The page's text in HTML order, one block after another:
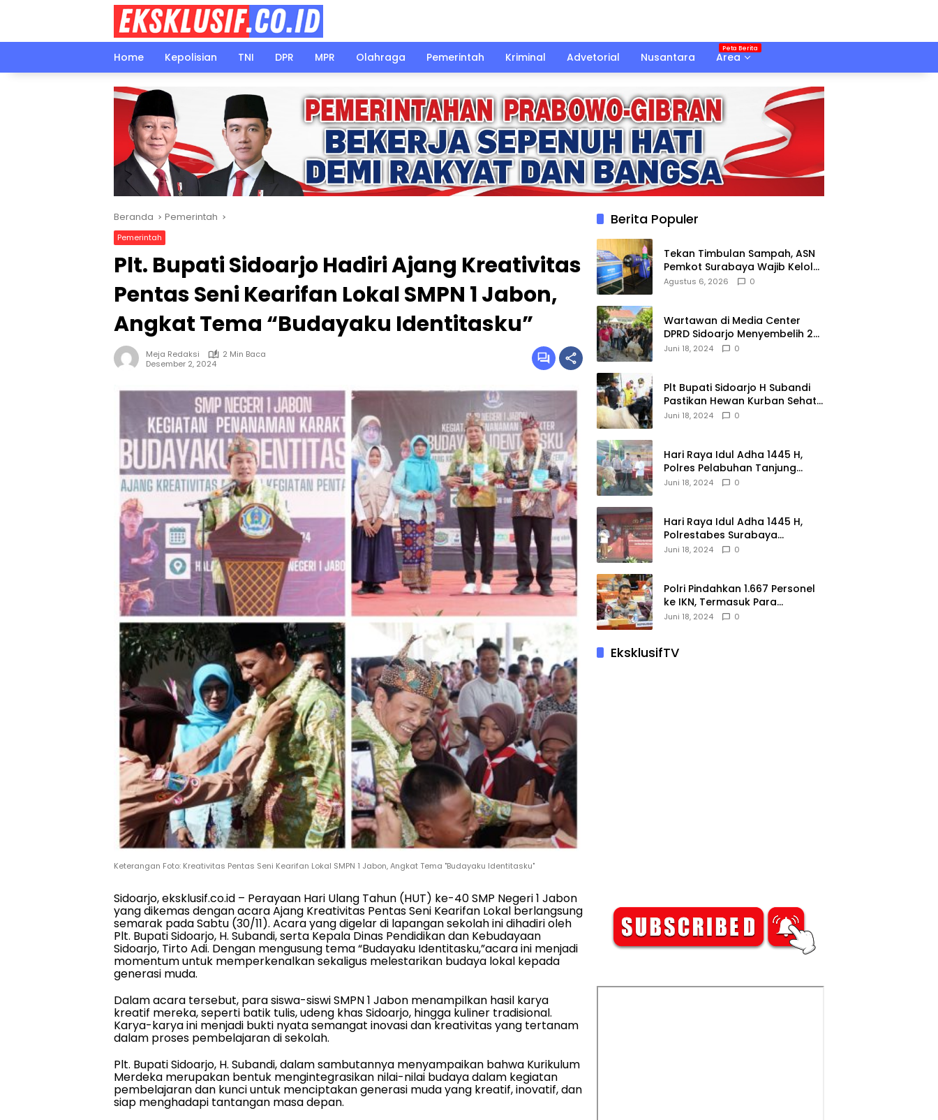
Home
Kepolisian TNI DPR MPR Olahraga Pemerintah Kriminal Advetorial Nusantara Area
Beranda Pemerintah
Pemerintah
Plt. Bupati Sidoarjo Hadiri Ajang Kreativitas
Pentas Seni Kearifan Lokal SMPN 1 Jabon,
Angkat Tema “Budayaku Identitasku”
Meja Redaksi
2 Min Baca
Desember 2, 2024
Keterangan Foto: Kreativitas Pentas Seni Kearifan Lokal SMPN 1 Jabon, Angkat Tema "Budayaku Identitasku"
Sidoarjo, eksklusif.co.id – Perayaan Hari Ulang Tahun (HUT) ke-40 SMP Negeri 1 Jabon
yang dikemas dengan acara Ajang Kreativitas Pentas Seni Kearifan Lokal berlangsung
semarak pada Sabtu (30/11). Acara yang digelar di lapangan sekolah ini dihadiri oleh
Plt. Bupati Sidoarjo, H. Subandi, serta Kepala Dinas Pendidikan dan Kebudayaan
Sidoarjo, Tirto Adi. Dengan mengusung tema “Budayaku Identitasku,”acara ini menjadi
momentum untuk memperkenalkan sekaligus melestarikan budaya lokal kepada
generasi muda.
Dalam acara tersebut, para siswa-siswi SMPN 1 Jabon menampilkan hasil karya
kreatif mereka, seperti batik tulis, udeng khas Sidoarjo, hingga kuliner tradisional.
Karya-karya ini menjadi bukti nyata semangat inovasi dan kreativitas yang tertanam
dalam proses pembelajaran di sekolah.
Plt. Bupati Sidoarjo, H. Subandi, dalam sambutannya menyampaikan bahwa Kurikulum
Merdeka merupakan bentuk mengintegrasikan nilai-nilai budaya dalam kegiatan
pembelajaran dan kunci untuk menciptakan generasi muda yang kreatif, inovatif, dan
siap menghadapi tantangan masa depan.
Berita Populer
Tekan Timbulan Sampah, ASN
Pemkot Surabaya Wajib Kelola
Sampah Organik dari Rumah
Agustus 6, 2026 0
Wartawan di Media Center
DPRD Sidoarjo Menyembelih 2
Ekor Kambing
Juni 18, 2024 0
Plt Bupati Sidoarjo H Subandi
Pastikan Hewan Kurban Sehat
dan Aman
Juni 18, 2024 0
Hari Raya Idul Adha 1445 H,
Polres Pelabuhan Tanjung
Perak Salurkan 49 Hewan
Juni 18, 2024 0
Hari Raya Idul Adha 1445 H,
Polrestabes Surabaya
Menerima dan Menyalurkan
Juni 18, 2024 0
Polri Pindahkan 1.667 Personel
ke IKN, Termasuk Para
Jenderal.
Juni 18, 2024 0
EksklusifTV